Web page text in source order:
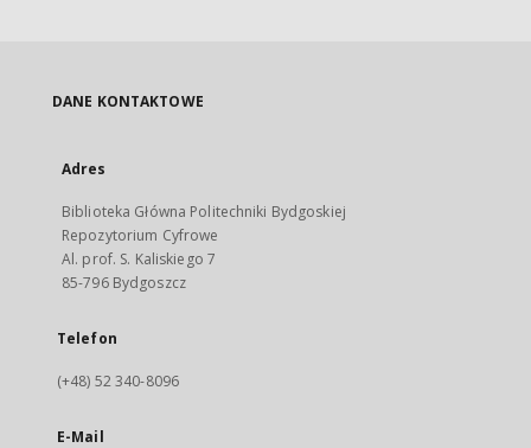
DANE KONTAKTOWE
Adres
Biblioteka Główna Politechniki Bydgoskiej
Repozytorium Cyfrowe
Al. prof. S. Kaliskiego 7
85-796 Bydgoszcz
Telefon
(+48) 52 340-8096
E-Mail